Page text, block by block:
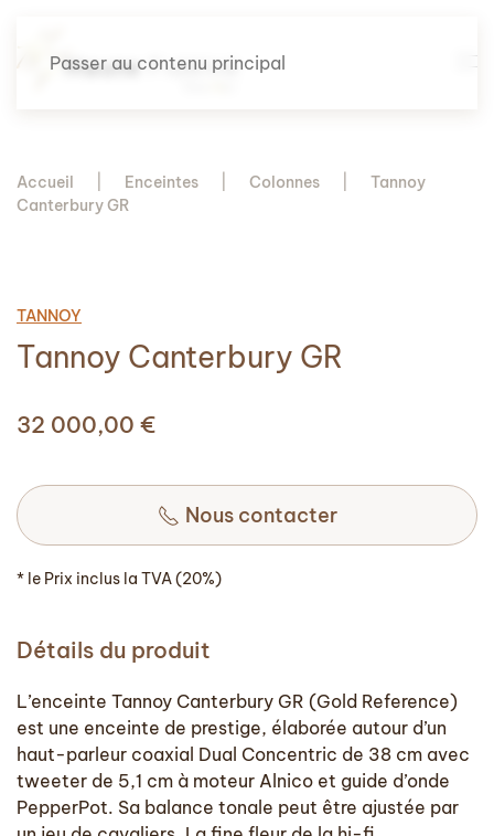
Passer au contenu principal
Accueil Enceintes Colonnes
Tannoy
Canterbury GR
TANNOY
Tannoy Canterbury GR
32 000,00 €
Nous contacter
* le Prix inclus la TVA (20%)
Détails du produit
L’enceinte Tannoy Canterbury GR (Gold Reference)
est une enceinte de prestige, élaborée autour d’un
haut-parleur coaxial Dual Concentric de 38 cm avec
tweeter de 5,1 cm à moteur Alnico et guide d’onde
PepperPot. Sa balance tonale peut être ajustée par